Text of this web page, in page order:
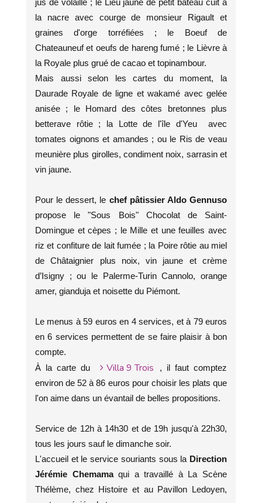
jus de volaille ; le Lieu jaune de petit bateau cuit à
la nacre avec courge de monsieur Rigault et
graines d'orge torréfiées ; le Boeuf de
Chateauneuf et oeufs de hareng fumé ; le Lièvre à
la Royale plus grué de cacao et topinambour.
Mais aussi selon les cartes du moment, la
Daurade Royale de ligne et wakamé avec gelée
anisée ; le Homard des côtes bretonnes plus
betterave rôtie ; la Lotte de l'île d'Yeu avec
tomates oignons et amandes ; ou le Ris de veau
meunière plus girolles, condiment noix, sarrasin et
vin jaune.
Pour le dessert, le chef pâtissier Aldo Gennuso
propose le "Sous Bois" Chocolat de Saint-
Domingue et cèpes ; le Mille et une feuilles avec
riz et confiture de lait fumée ; la Poire rôtie au miel
de Châtaignier plus noix, vin jaune et crème
d’Isigny ; ou le Palerme-Turin Cannolo, orange
amer, gianduja et noisette du Piémont.
Le menus à 59 euros en 4 services, et à 79 euros
en 6 services permettent de se faire plaisir à bon
compte.
À la carte du
Villa 9 Trois
, il faut comptez
environ de 52 à 86 euros pour choisir les plats que
l'on aime dans un évantail de belles propositions.
Service de 12h à 14h30 et de 19h jusqu'à 22h30,
tous les jours sauf le dimanche soir.
L'accueil et le service souriants sous la Direction
Jérémie Chemamaqui a travaillé à La Scène
Thélème, chez Histoire et au Pavillon Ledoyen,